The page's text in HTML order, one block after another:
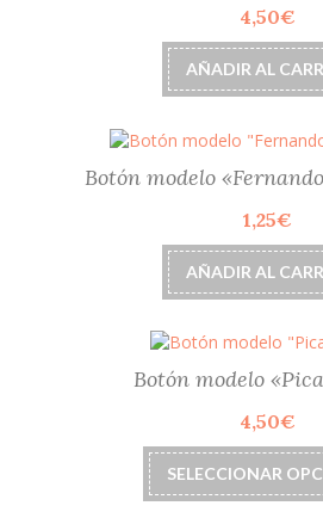
4,50€
AÑADIR AL
Botón modelo
1,25€
AÑADIR AL
Botón modelo
4,50€
SELECCIONAR